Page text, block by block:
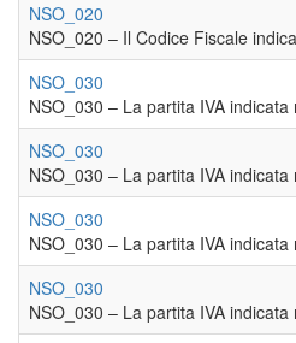
NSO_020
NSO_020 – Il Codice Fiscale
NSO_030
NSO_030 – La partita IVA
NSO_030
NSO_030 – La partita IVA
NSO_030
NSO_030 – La partita IVA
NSO_030
NSO_030 – La partita IVA